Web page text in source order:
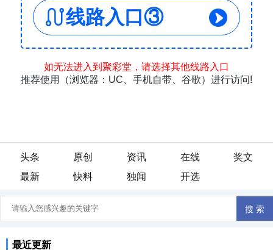
头条 原创 资讯 在线
奖文
最新
快料 独闻 开选
最近更新